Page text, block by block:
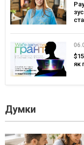
як
Думки